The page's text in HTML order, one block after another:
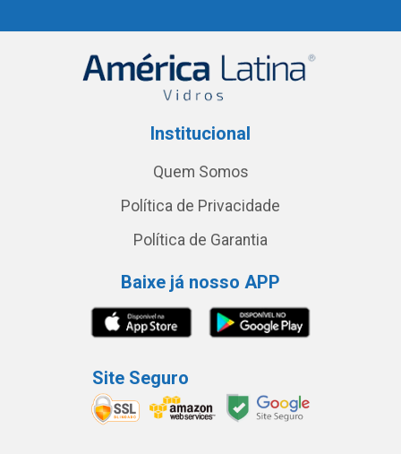
Institucional
Quem Somos
Política de Privacidade
Política de Garantia
Baixe já nosso APP
Site Seguro